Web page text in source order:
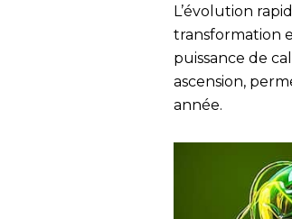
L’évolution
transformation
puissance de
ascension,
année.